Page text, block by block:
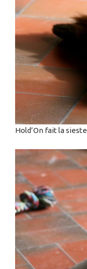
Hold’On fait la sieste